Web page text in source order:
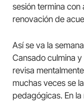
sesión termina con
renovación de
Así se va la
Cansado culmina
revisa
muchas veces se
pedagógicas. En